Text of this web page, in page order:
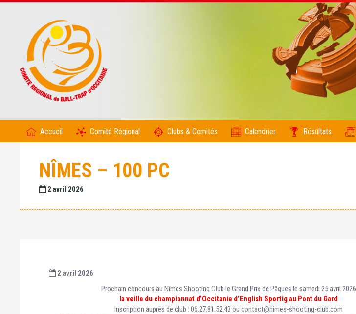
Accueil Comité Régional Clubs & Comités Calendrier Résultats
NÎMES – 100 PC
2 avril 2026
2 avril 2026
Prochain concours au Nîmes Shooting Club le Grand Prix de Pâques le samedi 25 avril 2026
la veille du championnat d’Occitanie d’English Sportig au Pont du Gard
Inscription auprès de club : 06.27.81.52.43 ou contact@nimes-shooting-club.com